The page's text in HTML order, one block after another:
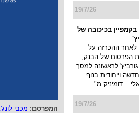
המפרסם: מכבי
19/7/26
בכיכובה של
לאחר ההכרזה על
הפרסום של הבנק,
לראשונה למסך
וייחודית בנוף
− דומיניק מ"...
19/7/26